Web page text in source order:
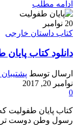
ادامه مطلب
20 نوامبر
کتاب داستان خارجی
دانلود کتاب
ارسال توسط
نوامبر 20, 2017
0
کتاب پایان طفولیت
رسول وطن دوست